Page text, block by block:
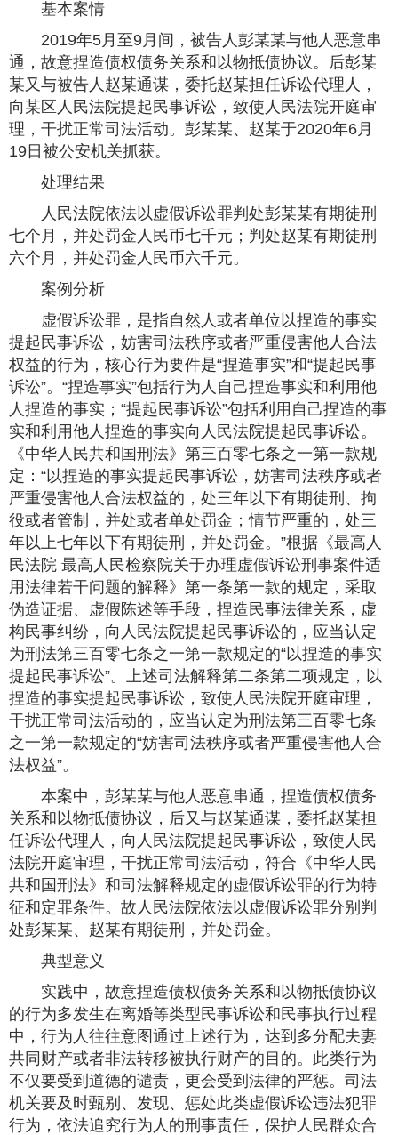
基本案情
2019年5月至9月间，被告人彭某某与他人恶意串
通，故意捏造债权债务关系和以物抵债协议。后彭某
某又与被告人赵某通谋，委托赵某担任诉讼代理人，
向某区人民法院提起民事诉讼，致使人民法院开庭审
理，干扰正常司法活动。彭某某、赵某于2020年6月
19日被公安机关抓获。
处理结果
人民法院依法以虚假诉讼罪判处彭某某有期徒刑
七个月，并处罚金人民币七千元；判处赵某有期徒刑
六个月，并处罚金人民币六千元。
案例分析
虚假诉讼罪，是指自然人或者单位以捏造的事实
提起民事诉讼，妨害司法秩序或者严重侵害他人合法
权益的行为，核心行为要件是“捏造事实”和“提起民事
诉讼”。“捏造事实”包括行为人自己捏造事实和利用他
人捏造的事实；“提起民事诉讼”包括利用自己捏造的事
实和利用他人捏造的事实向人民法院提起民事诉讼。
《中华人民共和国刑法》第三百零七条之一第一款规
定：“以捏造的事实提起民事诉讼，妨害司法秩序或者
严重侵害他人合法权益的，处三年以下有期徒刑、拘
役或者管制，并处或者单处罚金；情节严重的，处三
年以上七年以下有期徒刑，并处罚金。”根据《最高人
民法院 最高人民检察院关于办理虚假诉讼刑事案件适
用法律若干问题的解释》第一条第一款的规定，采取
伪造证据、虚假陈述等手段，捏造民事法律关系，虚
构民事纠纷，向人民法院提起民事诉讼的，应当认定
为刑法第三百零七条之一第一款规定的“以捏造的事实
提起民事诉讼”。上述司法解释第二条第二项规定，以
捏造的事实提起民事诉讼，致使人民法院开庭审理，
干扰正常司法活动的，应当认定为刑法第三百零七条
之一第一款规定的“妨害司法秩序或者严重侵害他人合
法权益”。
本案中，彭某某与他人恶意串通，捏造债权债务
关系和以物抵债协议，后又与赵某通谋，委托赵某担
任诉讼代理人，向人民法院提起民事诉讼，致使人民
法院开庭审理，干扰正常司法活动，符合《中华人民
共和国刑法》和司法解释规定的虚假诉讼罪的行为特
征和定罪条件。故人民法院依法以虚假诉讼罪分别判
处彭某某、赵某有期徒刑，并处罚金。
典型意义
实践中，故意捏造债权债务关系和以物抵债协议
的行为多发生在离婚等类型民事诉讼和民事执行过程
中，行为人往往意图通过上述行为，达到多分配夫妻
共同财产或者非法转移被执行财产的目的。此类行为
不仅要受到道德的谴责，更会受到法律的严惩。司法
机关要及时甄别、发现、惩处此类虚假诉讼违法犯罪
行为，依法追究行为人的刑事责任，保护人民群众合